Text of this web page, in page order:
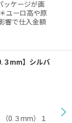
ケージが画
ユーロ高や原
響で仕入金額
３mm】シルバ
0.３mm）１